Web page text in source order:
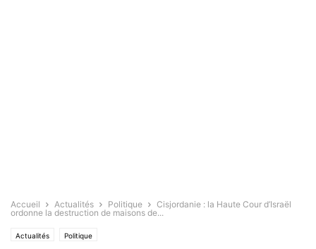
Accueil Actualités Politique
Cisjordanie : la Haute Cour d’Israël
ordonne la destruction de maisons de...
Actualités Politique